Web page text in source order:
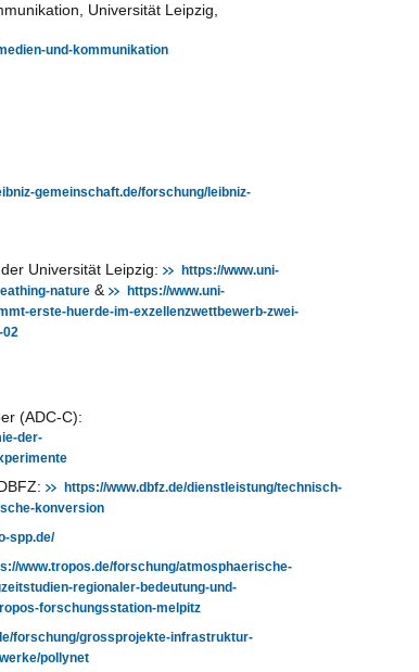
Universität Leipzig,
und-kommunikation
gemeinschaft.de/forschung/leibniz-
Universität Leipzig:
https://www.uni-
nature &
https://www.uni-
erste-huerde-im-exzellenzwettbewerb-zwei-
02
(ADC-C):
der-
https://www.dbfz.de/dienstleistung/technisch-
konversion
spp.de/
www.tropos.de/forschung/atmosphaerische-
regionaler-bedeutung-und-
forschungsstation-melpitz
forschung/grossprojekte-infrastruktur-
pollynet